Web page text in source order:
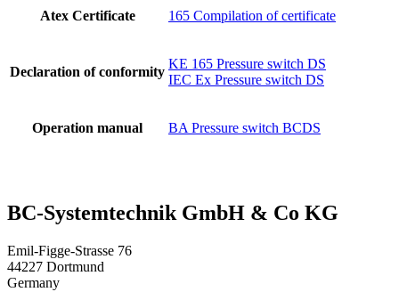
Atex Certificate 165 Compilation of certificate
Declaration of conformity
KE 165 Pressure switch DS
IEC Ex Pressure switch DS
Operation manual BA Pressure switch BCDS
BC-System­tech­nik GmbH & Co KG
Emil-Figge-Strasse 76
44227 Dortmund
Germany